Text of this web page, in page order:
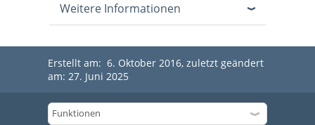
Weitere Informationen
Erstellt am: 6. Oktober 2016, zuletzt geändert
am: 27. Juni 2025